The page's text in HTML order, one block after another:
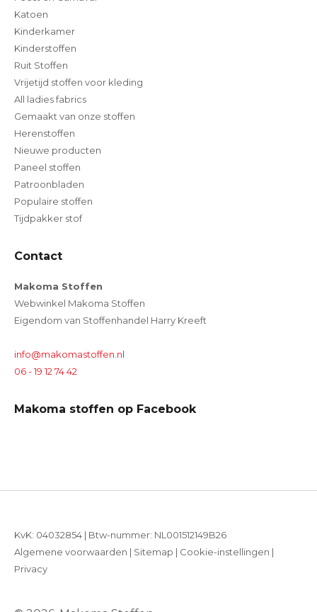
Katoen
Kinderkamer
Kinderstoffen
Ruit Stoffen
Vrijetijd stoffen voor kleding
All ladies fabrics
Gemaakt van onze stoffen
Herenstoffen
Nieuwe producten
Paneel stoffen
Patroonbladen
Populaire stoffen
Tijdpakker stof
Contact
Makoma Stoffen
Webwinkel Makoma Stoffen
Eigendom van Stoffenhandel Harry Kreeft
info@makomastoffen.nl
06 - 19 12 74 42
Makoma stoffen op Facebook
KvK: 04032854 | Btw-nummer: NL001512149B26
Algemene voorwaarden | Sitemap | Cookie-instellingen |
Privacy